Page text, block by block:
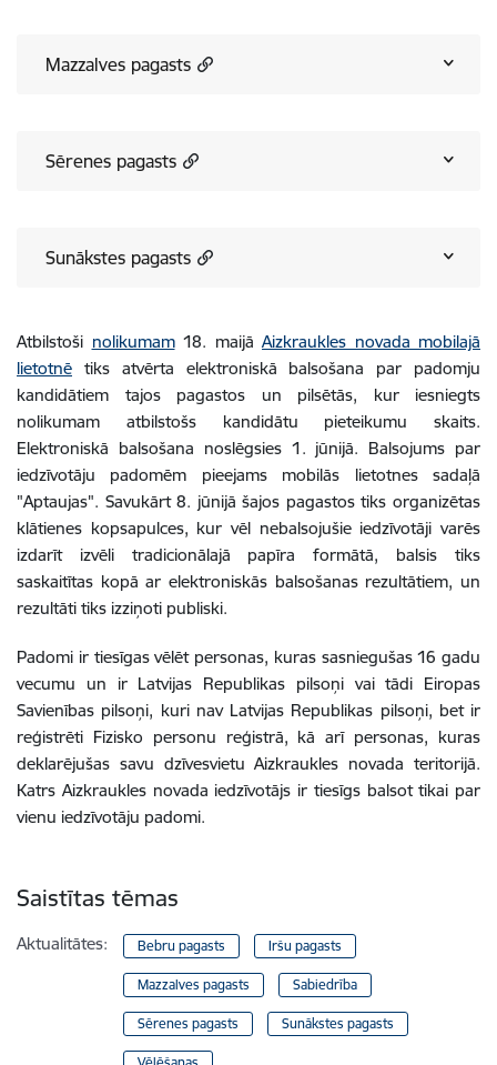
Mazzalves pagasts
Sērenes pagasts
Sunākstes pagasts
Atbilstoši nolikumam18. maijā Aizkraukles novada mobilajā
lietotnē tiks atvērta elektroniskā balsošana par padomju
kandidātiem tajos pagastos un pilsētās, kur iesniegts
nolikumam atbilstošs kandidātu pieteikumu skaits.
Elektroniskā balsošana noslēgsies 1. jūnijā. Balsojums par
iedzīvotāju padomēm pieejams mobilās lietotnes sadaļā
"Aptaujas". Savukārt 8. jūnijā šajos pagastos tiks organizētas
klātienes kopsapulces, kur vēl nebalsojušie iedzīvotāji varēs
izdarīt izvēli tradicionālajā papīra formātā, balsis tiks
saskaitītas kopā ar elektroniskās balsošanas rezultātiem, un
rezultāti tiks izziņoti publiski.
Padomi ir tiesīgas vēlēt personas, kuras sasniegušas 16 gadu
vecumu un ir Latvijas Republikas pilsoņi vai tādi Eiropas
Savienības pilsoņi, kuri nav Latvijas Republikas pilsoņi, bet ir
reģistrēti Fizisko personu reģistrā, kā arī personas, kuras
deklarējušas savu dzīvesvietu Aizkraukles novada teritorijā.
Katrs Aizkraukles novada iedzīvotājs ir tiesīgs balsot tikai par
vienu iedzīvotāju padomi.
Saistītas tēmas
Aktualitātes: Bebru pagasts Iršu pagasts
Mazzalves pagasts Sabiedrība
Sērenes pagasts Sunākstes pagasts